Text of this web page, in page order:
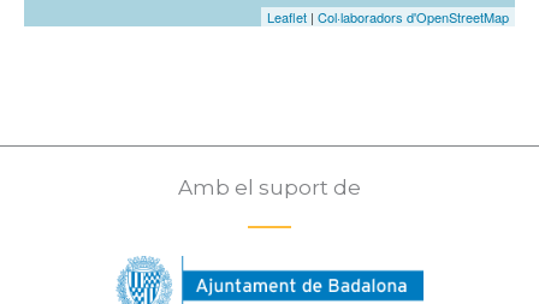
Leaflet | Col·laboradors d'OpenStreetMap
Amb el suport de